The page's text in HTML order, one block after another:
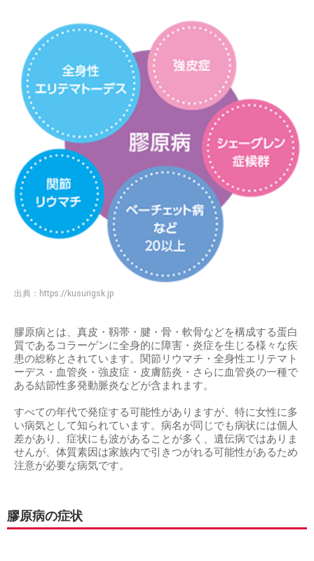
出典： https://kusurigsk.jp
膠原病とは、真皮・靱帯・腱・骨・軟骨などを構成する蛋白
質であるコラーゲンに全身的に障害・炎症を生じる様々な疾
患の総称とされています。関節リウマチ・全身性エリテマト
ーデス・血管炎・強皮症・皮膚筋炎・さらに血管炎の一種で
ある結節性多発動脈炎などが含まれます。
すべての年代で発症する可能性がありますが、特に女性に多
い病気として知られています。病名が同じでも病状には個人
差があり、症状にも波があることが多く、遺伝病ではありま
せんが、体質素因は家族内で引きつがれる可能性があるため
注意が必要な病気です。
膠原病の症状